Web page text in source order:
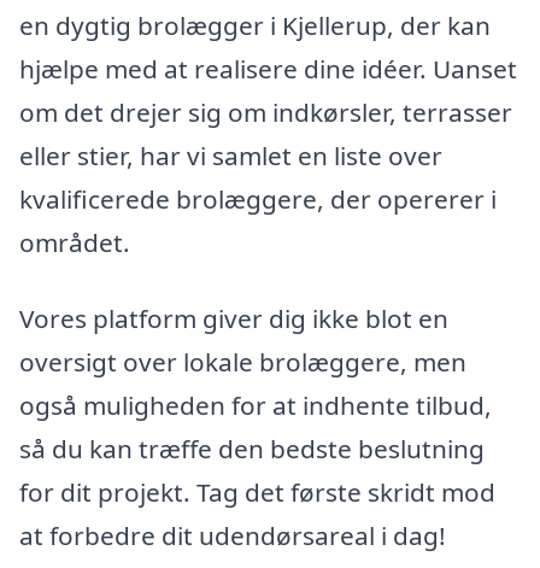
en dygtig brolægger i Kjellerup, der kan
hjælpe med at realisere dine idéer. Uanset
om det drejer sig om indkørsler, terrasser
eller stier, har vi samlet en liste over
kvalificerede brolæggere, der opererer i
området.
Vores platform giver dig ikke blot en
oversigt over lokale brolæggere, men
også muligheden for at indhente tilbud,
så du kan træffe den bedste beslutning
for dit projekt. Tag det første skridt mod
at forbedre dit udendørsareal i dag!